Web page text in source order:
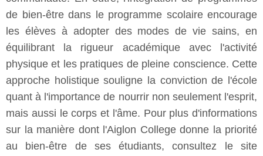
de bien-être dans le programme scolaire encourage
les élèves à adopter des modes de vie sains, en
équilibrant la rigueur académique avec l'activité
physique et les pratiques de pleine conscience. Cette
approche holistique souligne la conviction de l'école
quant à l'importance de nourrir non seulement l'esprit,
mais aussi le corps et l'âme. Pour plus d'informations
sur la manière dont l'Aiglon College donne la priorité
au bien-être de ses étudiants, consultez le site